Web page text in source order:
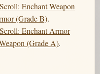
Scroll: Enchant Weapon
(Grade B).
Scroll: Enchant Armor
(Grade A).